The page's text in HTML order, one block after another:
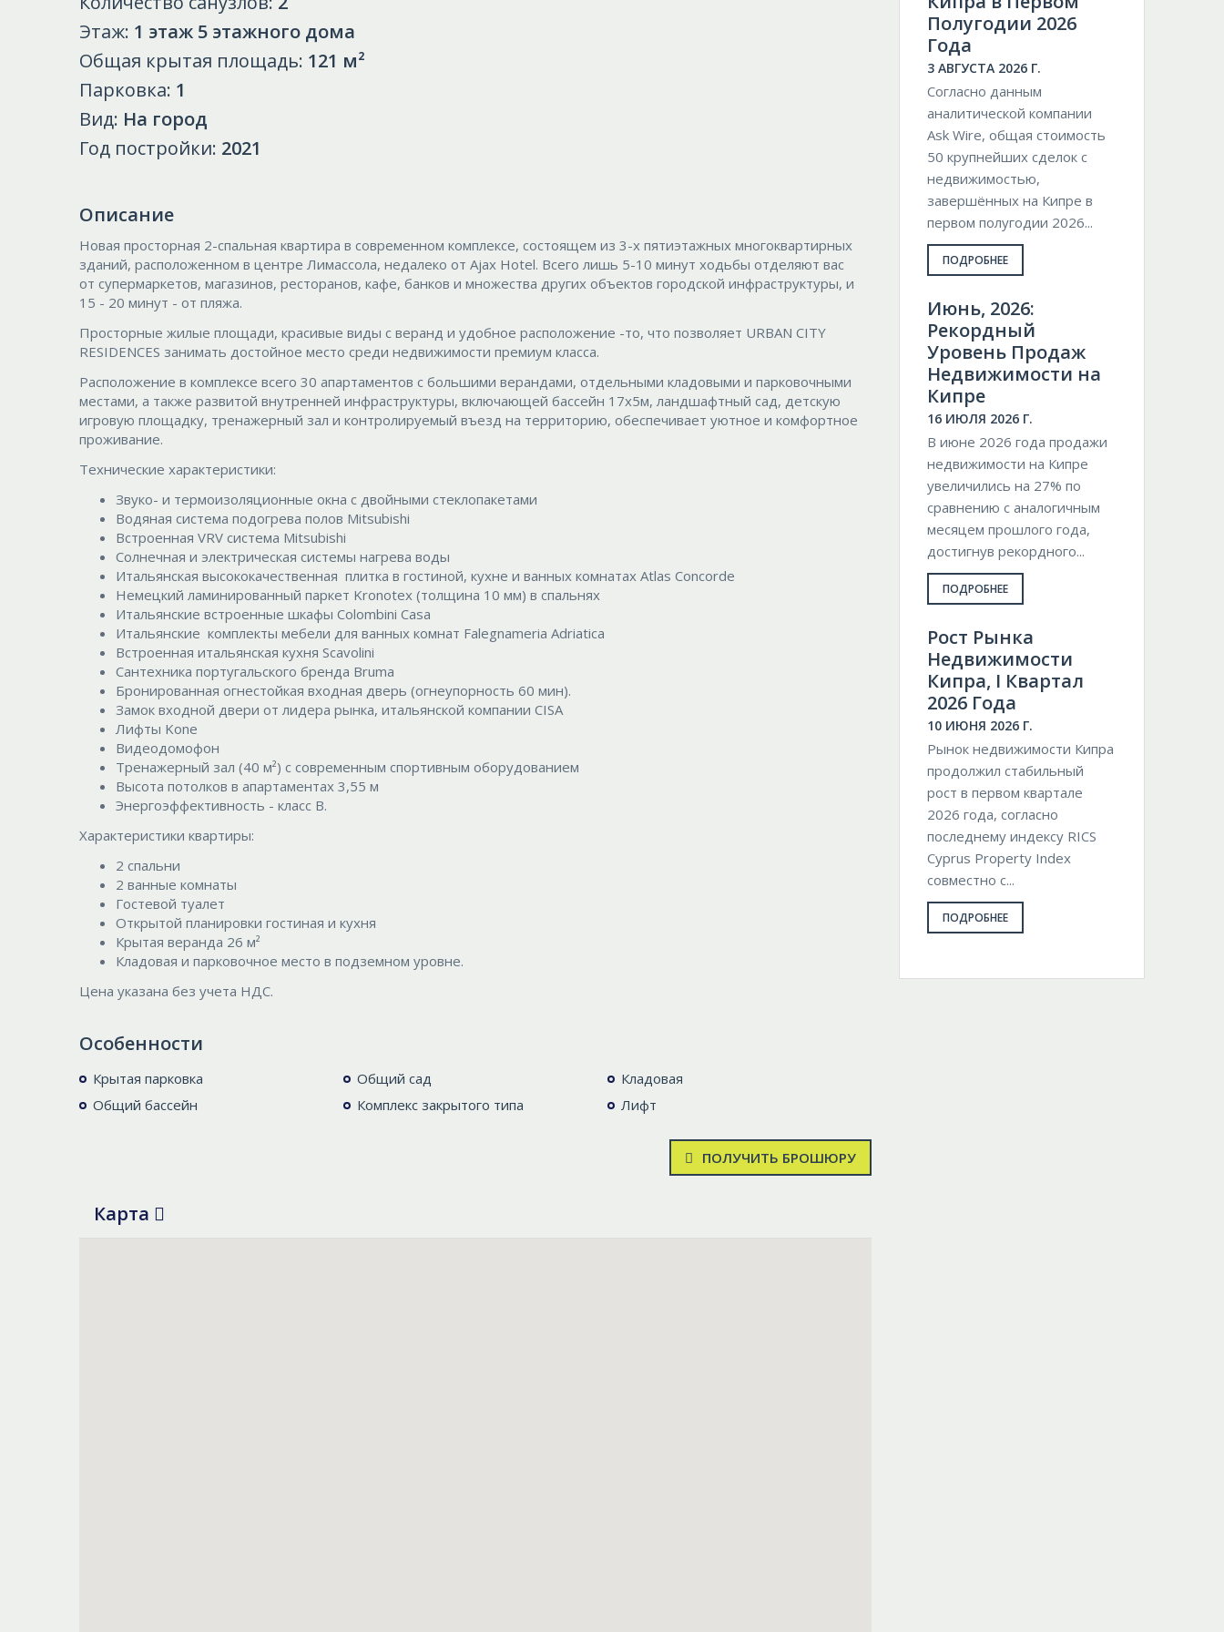
Этаж: 1 этаж 5 этажного дома
Общая крытая площадь: 121 м²
Парковка: 1
Вид: На город
Год постройки: 2021
Описание
Новая просторная 2-спальная квартира в современном комплексе, состоящем из 3-х пятиэтажных многоквартирных
зданий, расположенном в центре Лимассола, недалеко от Ajax Hotel. Всего лишь 5-10 минут ходьбы отделяют вас
от супермаркетов, магазинов, ресторанов, кафе, банков и множества других объектов городской инфраструктуры, и
15 - 20 минут - от пляжа.
Просторные жилые площади, красивые виды с веранд и удобное расположение -то, что позволяет URBAN CITY
RESIDENCES занимать достойное место среди недвижимости премиум класса.
Расположение в комплексе всего 30 апартаментов с большими верандами, отдельными кладовыми и парковочными
местами, а также развитой внутренней инфраструктуры, включающей бассейн 17x5м, ландшафтный сад, детскую
игровую площадку, тренажерный зал и контролируемый въезд на территорию, обеспечивает уютное и комфортное
проживание.
Технические характеристики:
Звуко- и термоизоляционные окна c двойными стеклопакетами
Водяная система подогрева полов Mitsubishi
Встроенная VRV система Mitsubishi
Солнечная и электрическая системы нагрева воды
Итальянская высококачественная плитка в гостиной, кухне и ванных комнатах Atlas Concorde
Немецкий ламинированный паркет Kronotex (толщина 10 мм) в спальнях
Итальянские встроенные шкафы Colombini Casa
Итальянские комплекты мебели для ванных комнат Falegnameria Adriatica
Встроенная итальянская кухня Sсavolini
Сантехника португальского бренда Bruma
Бронированная огнестойкая входная дверь (огнеупорность 60 мин).
Замок входной двери от лидера рынка, итальянской компании CISA
Лифты Kone
Видеодомофон
Тренажерный зал (40 м²) с современным спортивным оборудованием
Высота потолков в апартаментах 3,55 м
Энергоэффективность - класс B.
Характеристики квартиры:
2 спальни
2 ванные комнаты
Гостевой туалет
Открытой планировки гостиная и кухня
Крытая веранда 26 м²
Кладовая и парковочное место в подземном уровне.
Цена указана без учета НДС.
Особенности
Крытая парковка Общий сад
Кладовая
Общий бассейн
Комплекс закрытого типа Лифт
ПОЛУЧИТЬ БРОШЮРУ
Карта
Полугодии 2026
Года
3 АВГУСТА 2026 Г.
Согласно данным
аналитической компании
Ask Wire, общая стоимость
50 крупнейших сделок с
недвижимостью,
завершённых на Кипре в
первом полугодии 2026...
ПОДРОБНЕЕ
Июнь, 2026:
Рекордный
Уровень Продаж
Недвижимости на
Кипре
16 ИЮЛЯ 2026 Г.
В июне 2026 года продажи
недвижимости на Кипре
увеличились на 27% по
сравнению с аналогичным
месяцем прошлого года,
достигнув рекордного...
ПОДРОБНЕЕ
Pост Рынка
Недвижимости
Кипра, I Квартал
2026 Года
10 ИЮНЯ 2026 Г.
Рынок недвижимости Кипра
продолжил стабильный
рост в первом квартале
2026 года, согласно
последнему индексу RICS
Cyprus Property Index
совместно с...
ПОДРОБНЕЕ